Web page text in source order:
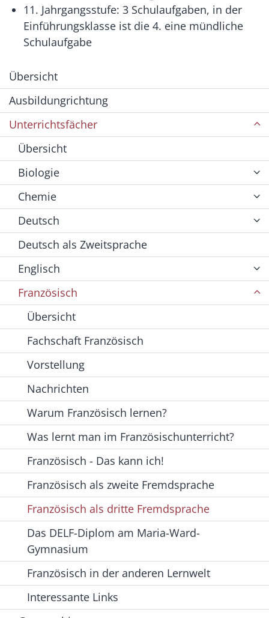
11. Jahrgangsstufe: 3 Schulaufgaben, in der
Einführungsklasse ist die 4. eine mündliche
Schulaufgabe
Übersicht
Ausbildungrichtung
Unterrichtsfächer
Übersicht
Biologie
Chemie
Deutsch
Deutsch als Zweitsprache
Englisch
Französisch
Übersicht
Fachschaft Französisch
Vorstellung
Nachrichten
Warum Französisch lernen?
Was lernt man im Französischunterricht?
Französisch - Das kann ich!
Französisch als zweite Fremdsprache
Französisch als dritte Fremdsprache
Das DELF-Diplom am Maria-Ward-
Gymnasium
Französisch in der anderen Lernwelt
Interessante Links